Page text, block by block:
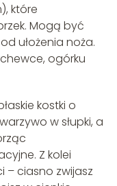
które
Mogą być
ułożenia noża.
ogórku
kostki o
w słupki, a
Z kolei
– ciasno zwijasz